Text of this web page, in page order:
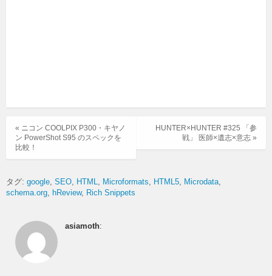
HUNTER×HUNTER #325 「参
戦」 医師×遺志×意志 »
« ニコン COOLPIX P300・キヤノ
ン PowerShot S95 のスペックを
比較！
タグ: google SEO HTML Microformats HTML5 Microdata
schema.org hReview Rich Snippets
asiamoth: